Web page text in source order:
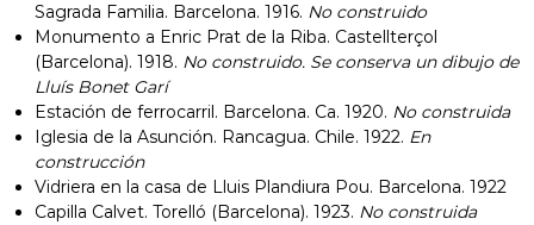
Sagrada Familia. Barcelona. 1916. No construido
Monumento a Enric Prat de la Riba. Castellterçol
(Barcelona). 1918. No construido. Se conserva un dibujo de
Lluís Bonet Garí
Estación de ferrocarril. Barcelona. Ca. 1920. No construida
Iglesia de la Asunción. Rancagua. Chile. 1922. En
construcción
Vidriera en la casa de Lluis Plandiura Pou. Barcelona. 1922
Capilla Calvet. Torelló (Barcelona). 1923. No construida